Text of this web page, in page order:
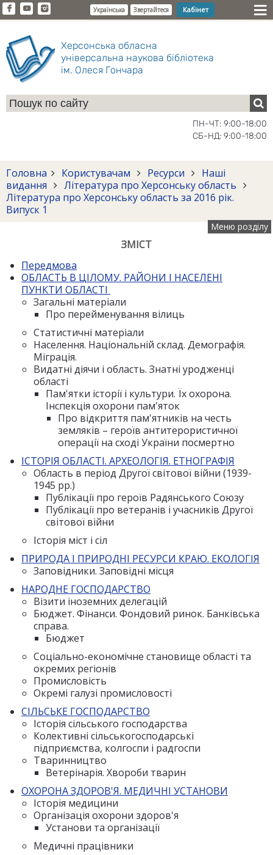
Українська Звертайтеся Кабінет
Херсонська обласна
універсальна наукова бібліотека
ім. Олеся Гончара
ПН-ЧТ: 9:00-18:00
СБ-НД: 9:00-18:00
Головна Користувачам Ресурси
Наші
видання
Література про Херсонську область
Література про Херсонську область за 2016 рік.
Випуск 1
Меню розділу
ЗМІСТ
Передмова
ОБЛАСТЬ В ЦІЛОМУ. РАЙОНИ І НАСЕЛЕНІ
ПУНКТИ ОБЛАСТІ
Загальні матеріали
Про перейменування вілиць
Статистичні матеріали
Населення. Національній склад. Демографія.
Міграція.
Видатні діячи і область. Знатні уродженці
області
Пам'ятки історії і культури. Їх охорона.
Інспекція охорони пам'яток
Про відкриття пам'ятників на честь
земляків – героїв антитерористичної
операції на сході України посмертно
ІСТОРІЯ ОБЛАСТІ. АРХЕОЛОГІЯ. ЕТНОГРАФІЯ
Область в період Другої світової війни (1939-
1945 рр.)
Публікації про героїв Радянського Союзу
Публікації про ветеранів і учасників Другої
світової війни
Історія міст і сіл
ПРИРОДА І ПРИРОДНІ РЕСУРСИ КРАЮ. ЕКОЛОГІЯ
Заповідники. Заповідні місця
НАРОДНЕ ГОСПОДАРСТВО
Візити іноземних делегацій
Бюджет. Фінанси. Фондовий ринок. Банківська
справа.
Бюджет
Соціально-економічне становище області та
окремих регіонів
Промисловість
Окремі галузі промисловості
СІЛЬСЬКЕ ГОСПОДАРСТВО
Історія сільського господарства
Колективні сільськогосподарські
підприємства, колгоспи і радгоспи
Тваринництво
Ветерінарія. Хвороби тварин
ОХОРОНА ЗДОРОВ'Я. МЕДИЧНІ УСТАНОВИ
Історія медицини
Організація охорони здоров'я
Установи та організації
Медичні працівники